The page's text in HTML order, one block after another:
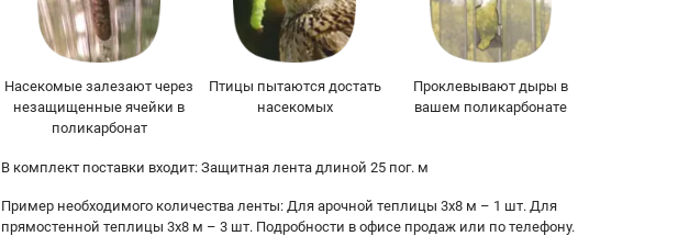
Насекомые залезают через
незащищенные ячейки в
поликарбонат
Птицы пытаются достать
насекомых
Проклевывают дыры в
вашем поликарбонате
В комплект поставки входит: Защитная лента длиной 25 пог. м
Пример необходимого количества ленты: Для арочной теплицы 3х8 м – 1 шт. Для
прямостенной теплицы 3х8 м – 3 шт. Подробности в офисе продаж или по телефону.